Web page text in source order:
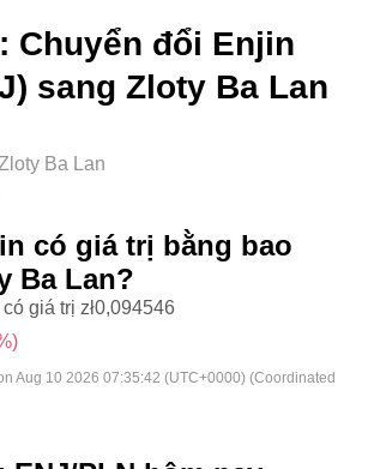
Chuyển đổi Enjin
sang Zloty Ba Lan
Ba Lan
có giá trị bằng bao
Ba Lan?
giá trị zł0,094546
Aug 10 2026 07:35:42 (UTC+0000) (Coordinated